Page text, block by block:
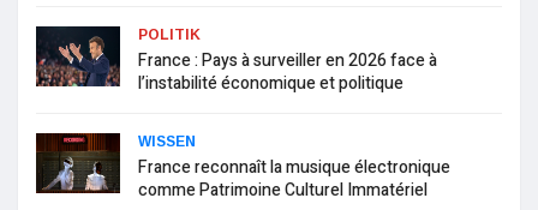
POLITIK
France : Pays à surveiller en 2026 face à
l’instabilité économique et politique
WISSEN
France reconnaît la musique électronique
comme Patrimoine Culturel Immatériel